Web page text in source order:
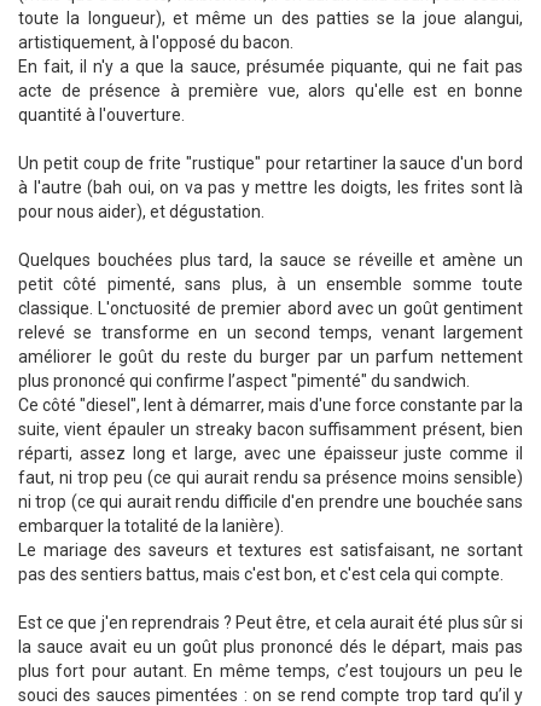
toute la longueur), et même un des patties se la joue alangui,
artistiquement, à l'opposé du bacon.
En fait, il n'y a que la sauce, présumée piquante, qui ne fait pas
acte de présence à première vue, alors qu'elle est en bonne
quantité à l'ouverture.
Un petit coup de frite "rustique" pour retartiner la sauce d'un bord
à l'autre (bah oui, on va pas y mettre les doigts, les frites sont là
pour nous aider), et dégustation.
Quelques bouchées plus tard, la sauce se réveille et amène un
petit côté pimenté, sans plus, à un ensemble somme toute
classique. L'onctuosité de premier abord avec un goût gentiment
relevé se transforme en un second temps, venant largement
améliorer le goût du reste du burger par un parfum nettement
plus prononcé qui confirme l’aspect "pimenté" du sandwich.
Ce côté "diesel", lent à démarrer, mais d'une force constante par la
suite, vient épauler un streaky bacon suffisamment présent, bien
réparti, assez long et large, avec une épaisseur juste comme il
faut, ni trop peu (ce qui aurait rendu sa présence moins sensible)
ni trop (ce qui aurait rendu difficile d'en prendre une bouchée sans
embarquer la totalité de la lanière).
Le mariage des saveurs et textures est satisfaisant, ne sortant
pas des sentiers battus, mais c'est bon, et c'est cela qui compte.
Est ce que j'en reprendrais ? Peut être, et cela aurait été plus sûr si
la sauce avait eu un goût plus prononcé dés le départ, mais pas
plus fort pour autant. En même temps, c’est toujours un peu le
souci des sauces pimentées : on se rend compte trop tard qu’il y